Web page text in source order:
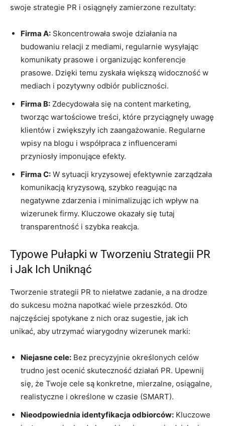
swoje strategie PR i osiągnęły zamierzone rezultaty:
Firma A: Skoncentrowała swoje działania na
budowaniu relacji z mediami, regularnie wysyłając
komunikaty prasowe i organizując konferencje
prasowe. Dzięki temu zyskała większą widoczność w
mediach i pozytywny odbiór publiczności.
Firma B: Zdecydowała się na content marketing,
tworząc wartościowe treści, które przyciągnęły uwagę
klientów i zwiększyły ich zaangażowanie. Regularne
wpisy na blogu i współpraca z influencerami
przyniosły imponujące efekty.
Firma C: W sytuacji kryzysowej efektywnie zarządzała
komunikacją kryzysową, szybko reagując na
negatywne zdarzenia i minimalizując ich wpływ na
wizerunek firmy. Kluczowe okazały się tutaj
transparentność i szybka reakcja.
Typowe Pułapki w Tworzeniu Strategii PR
i Jak Ich Uniknąć
Tworzenie strategii PR to niełatwe zadanie, a na drodze
do sukcesu można napotkać wiele przeszkód. Oto
najczęściej spotykane z nich oraz sugestie, jak ich
unikać, aby utrzymać wiarygodny wizerunek marki:
Niejasne cele: Bez precyzyjnie określonych celów
trudno jest ocenić skuteczność działań PR. Upewnij
się, że Twoje cele są konkretne, mierzalne, osiągalne,
realistyczne i określone w czasie (SMART).
Nieodpowiednia identyfikacja odbiorców: Kluczowe